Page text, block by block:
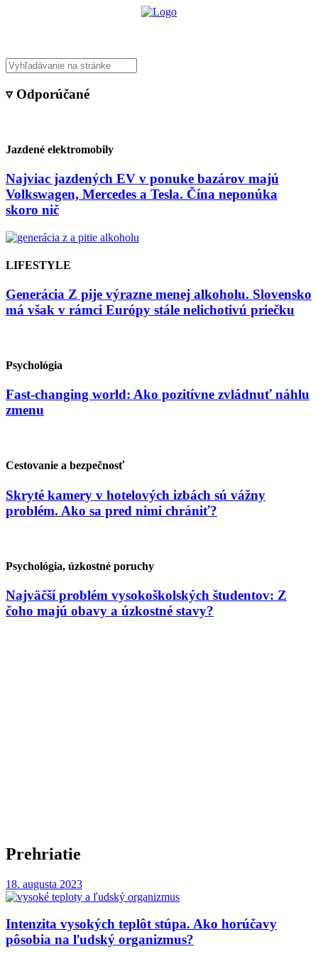
▿ Odporúčané
Jazdené elektromobily
Najviac jazdených EV v ponuke bazárov majú
Volkswagen, Mercedes a Tesla. Čína neponúka
skoro nič
LIFESTYLE
Generácia Z pije výrazne menej alkoholu. Slovensko
má však v rámci Európy stále nelichotivú priečku
Psychológia
Fast-changing world: Ako pozitívne zvládnuť náhlu
zmenu
Cestovanie a bezpečnosť
Skryté kamery v hotelových izbách sú vážny
problém. Ako sa pred nimi chrániť?
Psychológia, úzkostné poruchy
Najväčší problém vysokoškolských študentov: Z
čoho majú obavy a úzkostné stavy?
Prehriatie
18. augusta 2023
Intenzita vysokých teplôt stúpa. Ako horúčavy
pôsobia na ľudský organizmus?